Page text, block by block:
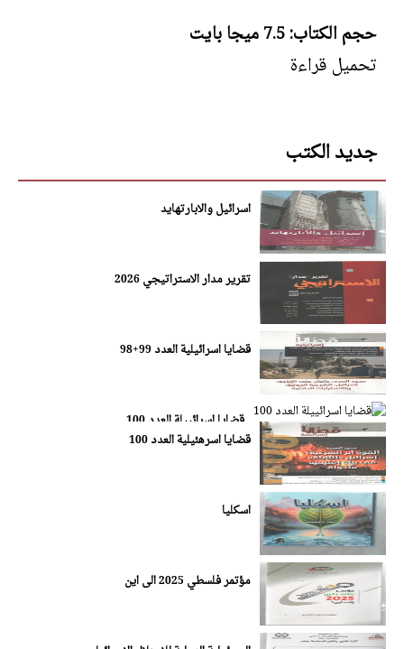
حجم الكتاب: 7.5 ميجا بايت
تحميل قراءة
جديد الكتب
اسرائيل والابارتهايد
تقرير مدار الاستراتيجي 2026
قضايا اسرائيلية العدد 99+98
قضايا اسرائييلة العدد 100
قضايا اسرهئيلية العدد 100
اسكليا
مؤتمر فلسطي 2025 الى اين